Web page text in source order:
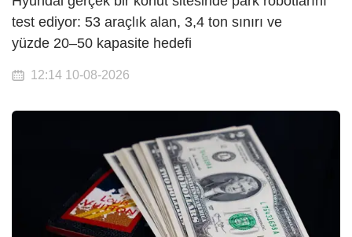
test ediyor: 53 araçlık alan, 3,4 ton sınırı ve
yüzde 20–50 kapasite hedefi
12:14 10-08-2026